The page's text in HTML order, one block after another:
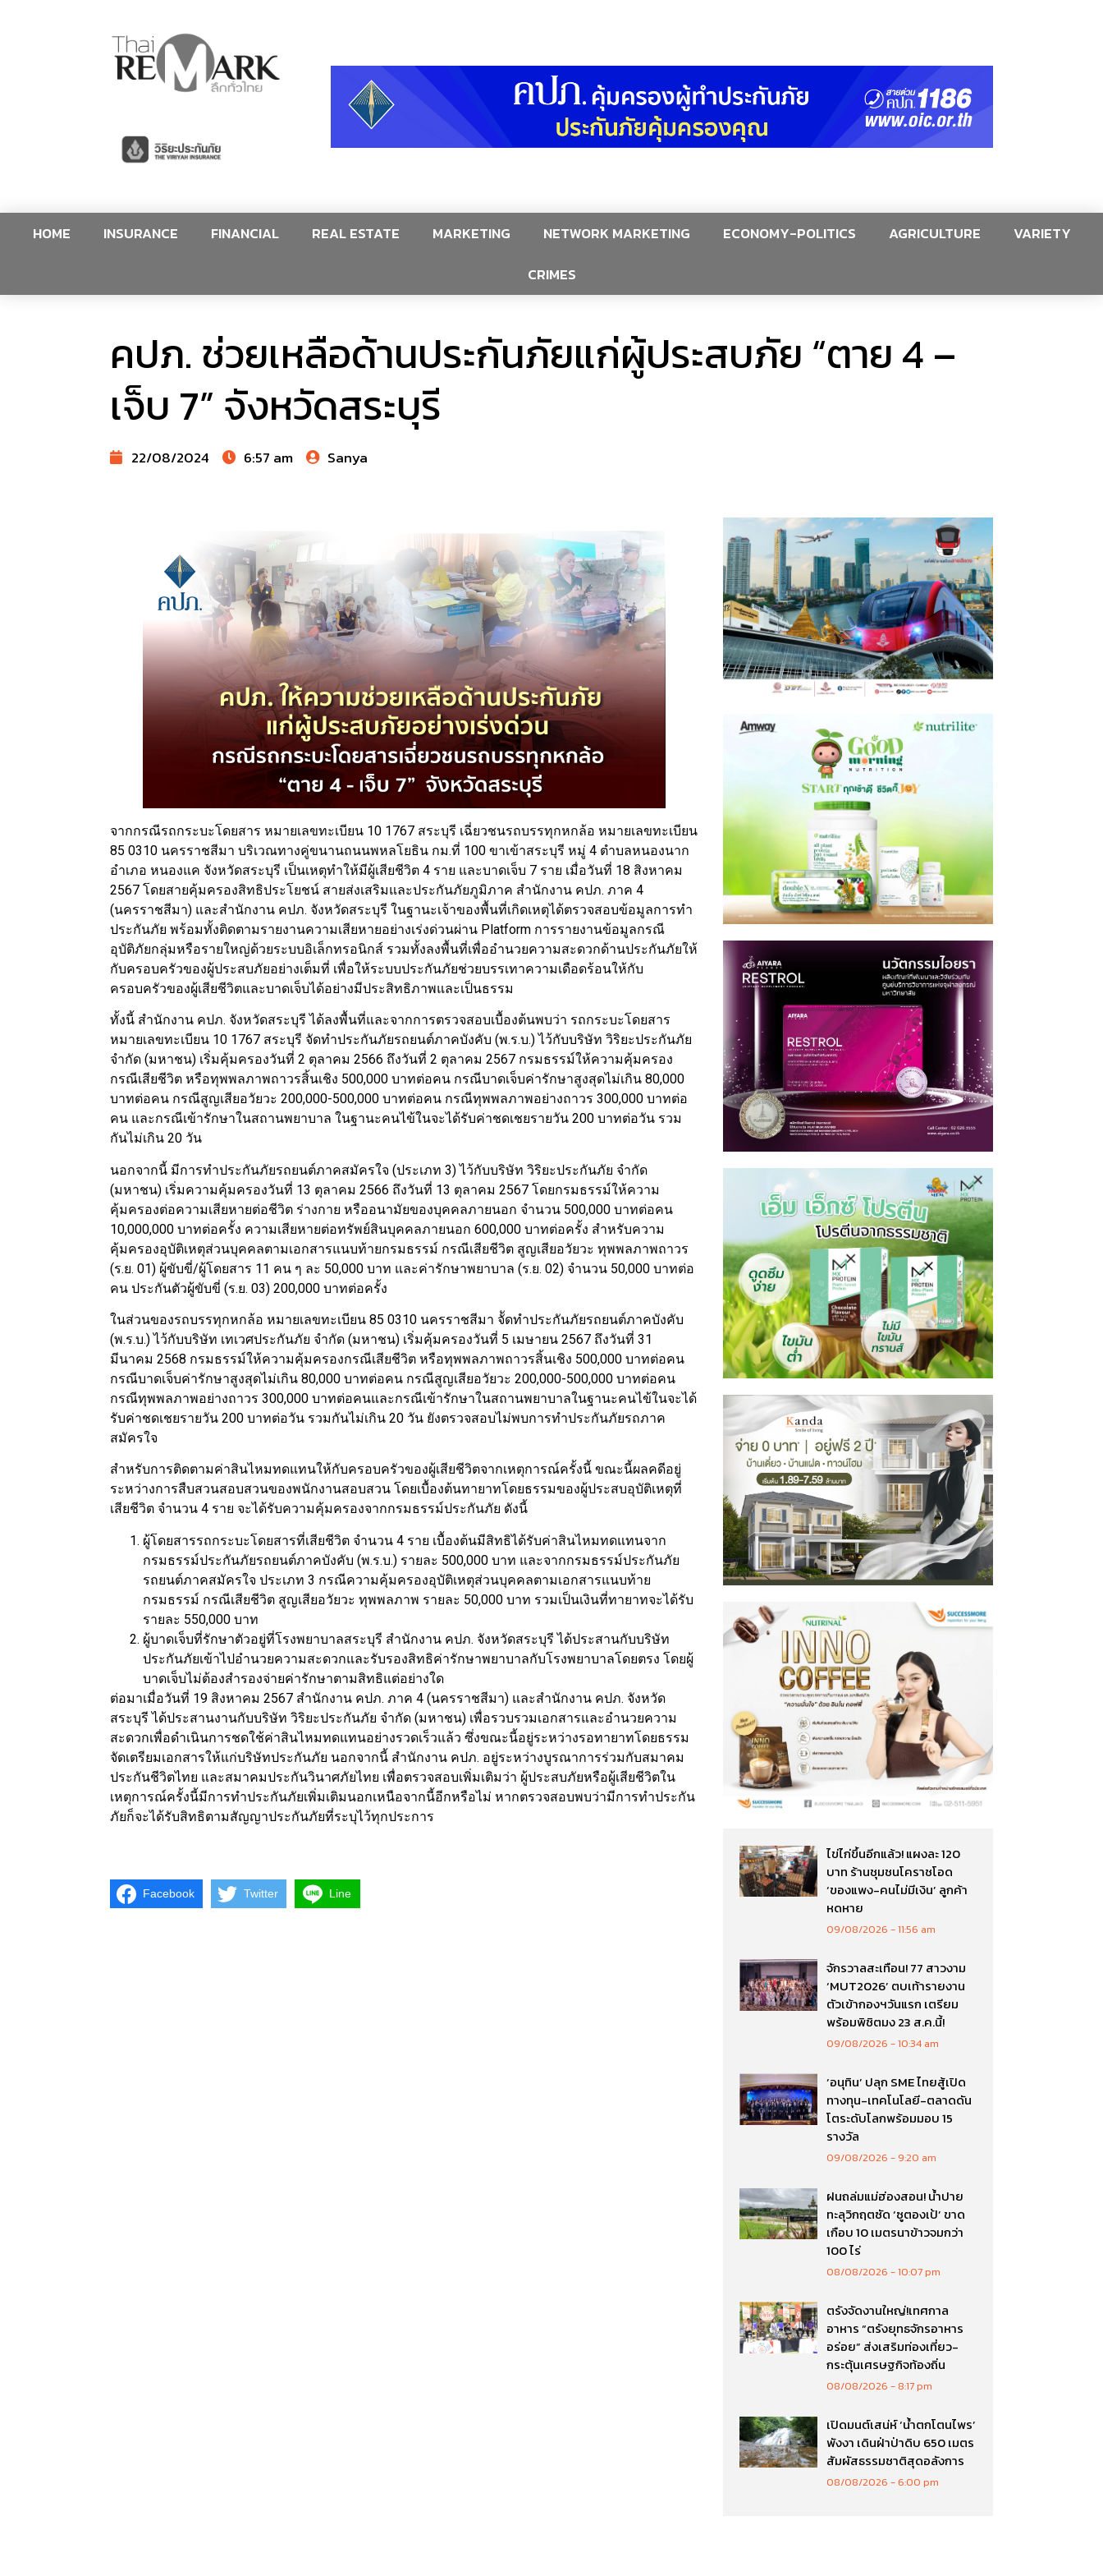
HOME INSURANCE FINANCIAL REAL ESTATE MARKETING NETWORK MARKETING ECONOMY-POLITICS AGRICULTURE
VARIETY
CRIMES
คปภ. ช่วยเหลือด้านประกันภัยแก่ผู้ประสบภัย “ตาย 4 –
เจ็บ 7” จังหวัดสระบุรี
22/08/2024 6:57 am Sanya
จากกรณีรถกระบะโดยสาร หมายเลขทะเบียน 10 1767 สระบุรี เฉี่ยวชนรถบรรทุกหกล้อ หมายเลขทะเบียน
85 0310 นครราชสีมา บริเวณทางคู่ขนานถนนพหลโยธิน กม.ที่ 100 ขาเข้าสระบุรี หมู่ 4 ตำบลหนองนาก
อำเภอ หนองแค จังหวัดสระบุรี เป็นเหตุทำให้มีผู้เสียชีวิต 4 ราย และบาดเจ็บ 7 ราย เมื่อวันที่ 18 สิงหาคม
2567 โดยสายคุ้มครองสิทธิประโยชน์ สายส่งเสริมและประกันภัยภูมิภาค สำนักงาน คปภ. ภาค 4
(นครราชสีมา) และสำนักงาน คปภ. จังหวัดสระบุรี ในฐานะเจ้าของพื้นที่เกิดเหตุได้ตรวจสอบข้อมูลการทำ
ประกันภัย พร้อมทั้งติดตามรายงานความเสียหายอย่างเร่งด่วนผ่าน Platform การรายงานข้อมูลกรณี
อุบัติภัยกลุ่มหรือรายใหญ่ด้วยระบบอิเล็กทรอนิกส์ รวมทั้งลงพื้นที่เพื่ออำนวยความสะดวกด้านประกันภัยให้
กับครอบครัวของผู้ประสบภัยอย่างเต็มที่ เพื่อให้ระบบประกันภัยช่วยบรรเทาความเดือดร้อนให้กับ
ครอบครัวของผู้เสียชีวิตและบาดเจ็บได้อย่างมีประสิทธิภาพและเป็นธรรม
ทั้งนี้ สำนักงาน คปภ. จังหวัดสระบุรี ได้ลงพื้นที่และจากการตรวจสอบเบื้องต้นพบว่า รถกระบะโดยสาร
หมายเลขทะเบียน 10 1767 สระบุรี จัดทำประกันภัยรถยนต์ภาคบังคับ (พ.ร.บ.) ไว้กับบริษัท วิริยะประกันภัย
จำกัด (มหาชน) เริ่มคุ้มครองวันที่ 2 ตุลาคม 2566 ถึงวันที่ 2 ตุลาคม 2567 กรมธรรม์ให้ความคุ้มครอง
กรณีเสียชีวิต หรือทุพพลภาพถาวรสิ้นเชิง 500,000 บาทต่อคน กรณีบาดเจ็บค่ารักษาสูงสุดไม่เกิน 80,000
บาทต่อคน กรณีสูญเสียอวัยวะ 200,000-500,000 บาทต่อคน กรณีทุพพลภาพอย่างถาวร 300,000 บาทต่อ
คน และกรณีเข้ารักษาในสถานพยาบาล ในฐานะคนไข้ในจะได้รับค่าชดเชยรายวัน 200 บาทต่อวัน รวม
กันไม่เกิน 20 วัน
นอกจากนี้ มีการทำประกันภัยรถยนต์ภาคสมัครใจ (ประเภท 3) ไว้กับบริษัท วิริยะประกันภัย จำกัด
(มหาชน) เริ่มความคุ้มครองวันที่ 13 ตุลาคม 2566 ถึงวันที่ 13 ตุลาคม 2567 โดยกรมธรรม์ให้ความ
คุ้มครองต่อความเสียหายต่อชีวิต ร่างกาย หรืออนามัยของบุคคลภายนอก จำนวน 500,000 บาทต่อคน
10,000,000 บาทต่อครั้ง ความเสียหายต่อทรัพย์สินบุคคลภายนอก 600,000 บาทต่อครั้ง สำหรับความ
คุ้มครองอุบัติเหตุส่วนบุคคลตามเอกสารแนบท้ายกรมธรรม์ กรณีเสียชีวิต สูญเสียอวัยวะ ทุพพลภาพถาวร
(ร.ย. 01) ผู้ขับขี่/ผู้โดยสาร 11 คน ๆ ละ 50,000 บาท และค่ารักษาพยาบาล (ร.ย. 02) จำนวน 50,000 บาทต่อ
คน ประกันตัวผู้ขับขี่ (ร.ย. 03) 200,000 บาทต่อครั้ง
ในส่วนของรถบรรทุกหกล้อ หมายเลขทะเบียน 85 0310 นครราชสีมา จััดทำประกันภัยรถยนต์ภาคบังคับ
(พ.ร.บ.) ไว้กับบริษัท เทเวศประกันภัย จำกัด (มหาชน) เริ่มคุ้มครองวันที่ 5 เมษายน 2567 ถึงวันที่ 31
มีนาคม 2568 กรมธรรม์ให้ความคุ้มครองกรณีเสียชีวิต หรือทุพพลภาพถาวรสิ้นเชิง 500,000 บาทต่อคน
กรณีบาดเจ็บค่ารักษาสูงสุดไม่เกิน 80,000 บาทต่อคน กรณีสูญเสียอวัยวะ 200,000-500,000 บาทต่อคน
กรณีทุพพลภาพอย่างถาวร 300,000 บาทต่อคนและกรณีเข้ารักษาในสถานพยาบาลในฐานะคนไข้ในจะได้
รับค่าชดเชยรายวัน 200 บาทต่อวัน รวมกันไม่เกิน 20 วัน ยังตรวจสอบไม่พบการทำประกันภัยรถภาค
สมัครใจ
สำหรับการติดตามค่าสินไหมทดแทนให้กับครอบครัวของผู้เสียชีวิตจากเหตุการณ์ครั้งนี้ ขณะนี้ผลคดีอยู่
ระหว่างการสืบสวนสอบสวนของพนักงานสอบสวน โดยเบื้องต้นทายาทโดยธรรมของผู้ประสบอุบัติเหตุที่
เสียชีวิต จำนวน 4 ราย จะได้รับความคุ้มครองจากกรมธรรม์ประกันภัย ดังนี้
ผู้โดยสารรถกระบะโดยสารที่เสียชีวิต จำนวน 4 ราย เบื้องต้นมีสิทธิได้รับค่าสินไหมทดแทนจาก
กรมธรรม์ประกันภัยรถยนต์ภาคบังคับ (พ.ร.บ.) รายละ 500,000 บาท และจากกรมธรรม์ประกันภัย
รถยนต์ภาคสมัครใจ ประเภท 3 กรณีความคุ้มครองอุบัติเหตุส่วนบุคคลตามเอกสารแนบท้าย
กรมธรรม์ กรณีเสียชีวิต สูญเสียอวัยวะ ทุพพลภาพ รายละ 50,000 บาท รวมเป็นเงินที่ทายาทจะได้รับ
รายละ 550,000 บาท
ผู้บาดเจ็บที่รักษาตัวอยู่ที่โรงพยาบาลสระบุรี สำนักงาน คปภ. จังหวัดสระบุรี ได้ประสานกับบริษัท
ประกันภัยเข้าไปอำนวยความสะดวกและรับรองสิทธิค่ารักษาพยาบาลกับโรงพยาบาลโดยตรง โดยผู้
บาดเจ็บไม่ต้องสำรองจ่ายค่ารักษาตามสิทธิแต่อย่างใด
ต่อมาเมื่อวันที่ 19 สิงหาคม 2567 สำนักงาน คปภ. ภาค 4 (นครราชสีมา) และสำนักงาน คปภ. จังหวัด
สระบุรี ได้ประสานงานกับบริษัท วิริยะประกันภัย จำกัด (มหาชน) เพื่อรวบรวมเอกสารและอำนวยความ
สะดวกเพื่อดำเนินการชดใช้ค่าสินไหมทดแทนอย่างรวดเร็วแล้ว ซึ่งขณะนี้อยู่ระหว่างรอทายาทโดยธรรม
จัดเตรียมเอกสารให้แก่บริษัทประกันภัย นอกจากนี้ สำนักงาน คปภ. อยู่ระหว่างบูรณาการร่วมกับสมาคม
ประกันชีวิตไทย และสมาคมประกันวินาศภัยไทย เพื่อตรวจสอบเพิ่มเติมว่า ผู้ประสบภัยหรือผู้เสียชีวิตใน
เหตุการณ์ครั้งนี้มีการทำประกันภัยเพิ่มเติมนอกเหนือจากนี้อีกหรือไม่ หากตรวจสอบพบว่ามีการทำประกัน
ภัยก็จะได้รับสิทธิตามสัญญาประกันภัยที่ระบุไว้ทุกประการ
Facebook Twitter Line
ไข่ไก่ขึ้นอีกแล้ว! แผงละ 120
บาท ร้านชุมชนโคราชโอด
‘ของแพง-คนไม่มีเงิน’ ลูกค้า
หดหาย
09/08/2026 11:56 am
จักรวาลสะเทือน! 77 สาวงาม
‘MUT2026’ ตบเท้ารายงาน
ตัวเข้ากองฯวันแรก เตรียม
พร้อมพิชิตมง 23 ส.ค.นี้!
09/08/2026 10:34 am
‘อนุทิน’ ปลุก SME ไทยสู้เปิด
ทางทุน-เทคโนโลยี-ตลาดดัน
โตระดับโลกพร้อมมอบ 15
รางวัล
09/08/2026 9:20 am
ฝนถล่มแม่ฮ่องสอน! น้ำปาย
ทะลุวิกฤตซัด ‘ซูตองเป้’ ขาด
เกือบ 10 เมตรนาข้าวจมกว่า
100 ไร่
08/08/2026 10:07 pm
ตรังจัดงานใหญ่!เทศกาล
อาหาร “ตรังยุทธจักรอาหาร
อร่อย” ส่งเสริมท่องเที่ยว-
กระตุ้นเศรษฐกิจท้องถิ่น
08/08/2026 8:17 pm
เปิดมนต์เสน่ห์ ‘น้ำตกโตนไพร’
พังงา เดินฝ่าป่าดิบ 650 เมตร
สัมผัสธรรมชาติสุดอลังการ
08/08/2026 6:00 pm